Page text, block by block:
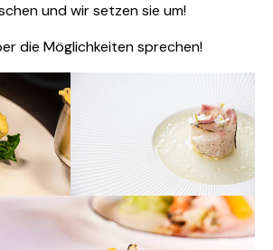
und wir setzen sie um!
die Möglichkeiten sprechen!